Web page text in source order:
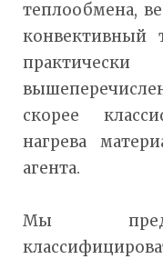
теплообмена,
конвективный
скорее
нагрева
агента.
Мы